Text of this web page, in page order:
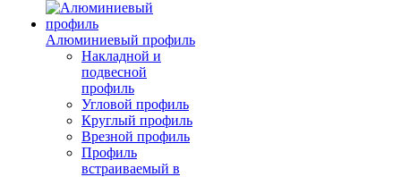
Алюминиевый профиль
Накладной и
подвесной
профиль
Угловой профиль
Круглый профиль
Врезной профиль
Профиль
встраиваемый в